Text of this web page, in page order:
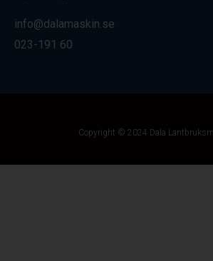
info@dalamaskin.se
023-191 60
Copyright © 2024 Dala